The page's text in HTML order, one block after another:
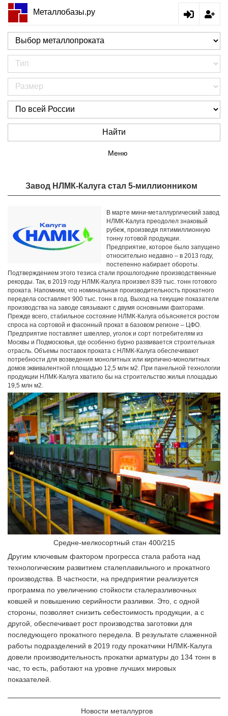
Металлобазы.ру
Найти
Меню
Завод НЛМК-Калуга стал 5-миллионником
В марте мини-металлургический завод
НЛМК-Калуга преодолел знаковый
рубеж, произведя пятимиллионную
тонну готовой продукции.
Предприятие, которое было запущено
относительно недавно – в 2013 году,
постепенно набирает обороты.
Подтверждением этого тезиса стали прошлогодние производственные
рекорды. Так, в 2019 году НЛМК-Калуга произвел 839 тыс. тонн готового
проката. Напомним, что номинальная производительность прокатного
передела составляет 900 тыс. тонн в год. Выход на текущие показатели
производства на заводе связывают с двумя основными факторами.
Прежде всего, стабильное состояние НЛМК-Калуга объясняется ростом
спроса на сортовой и фасонный прокат в базовом регионе – ЦФО.
Предприятие поставляет швеллер, уголок и сорт потребителям из
Москвы и Подмосковья, где особенно бурно развивается строительная
отрасль. Объемы поставок проката с НЛМК-Калуга обеспечивают
потребности для возведения монолитных или кирпично-монолитных
домов эквивалентной площадью 12,5 млн м2. При панельной технологии
продукции НЛМК-Калуга хватило бы на строительство жилья площадью
19,5 млн м2.
Cредне-мелкосортный стан 400/215
Другим ключевым фактором прогресса стала работа над
технологическим развитием сталеплавильного и прокатного
производства. В частности, на предприятии реализуется
программа по увеличению стойкости сталеразливочных
ковшей и повышению серийности разливки. Это, с одной
стороны, позволяет снизить себестоимость продукции, а с
другой, обеспечивает рост производства заготовки для
последующего прокатного передела. В результате слаженной
работы подразделений в 2019 году прокатчики НЛМК-Калуга
довели производительность прокатки арматуры до 134 тонн в
час, то есть, работают на уровне лучших мировых
показателей.
Новости металлургов